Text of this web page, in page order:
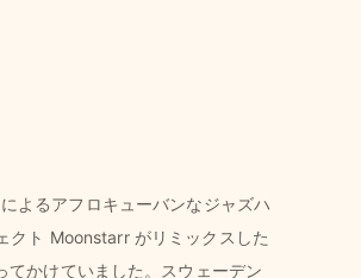
よるアフロキューバンなジャズハ
クト Moonstarr がリミックスした
かけていました。スウェーデン